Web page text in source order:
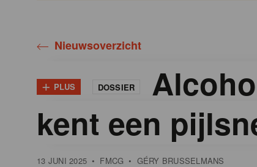
Nieuwsoverzicht
+ PLUS DOSSIER
kent een
13 JUNI 2025 • FMCG • GÉRY BRUSSELMANS